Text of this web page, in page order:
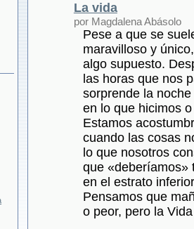
La vida
por Magdalena Abásolo
Pese a que se
maravilloso y
algo supuesto.
las horas que nos
sorprende la
en lo que hicimos
Estamos
cuando las cosas
lo que nosotros
que «deberíamos»
en el estrato
Pensamos que
o peor, pero la